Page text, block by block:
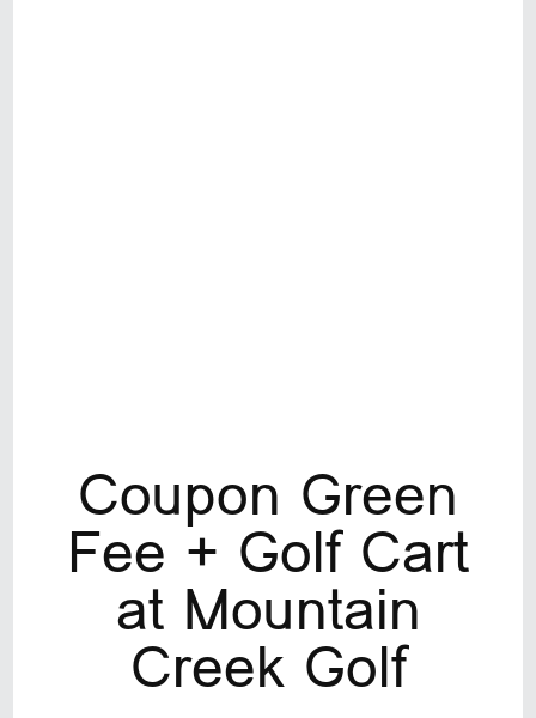
Coupon Green
Fee + Golf Cart
at Mountain
Creek Golf